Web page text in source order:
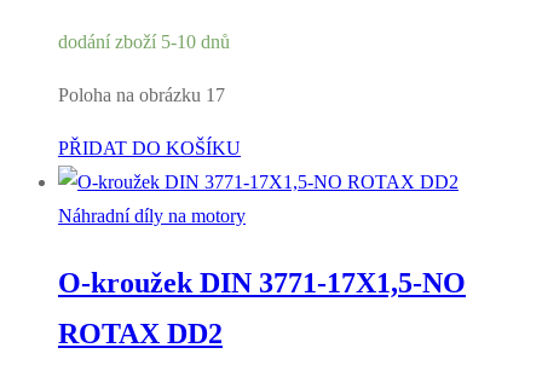
dodání zboží 5-10 dnů
Poloha na obrázku 17
PŘIDAT DO KOŠÍKU
Náhradní díly na motory
O-kroužek DIN 3771-17X1,5-NO
ROTAX DD2